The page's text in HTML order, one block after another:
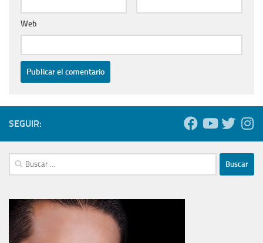
Web
SEGUIR:
Buscar: